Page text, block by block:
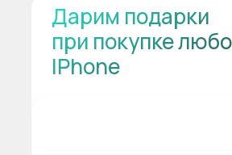
Дарим подарки
при покупке
IPhone